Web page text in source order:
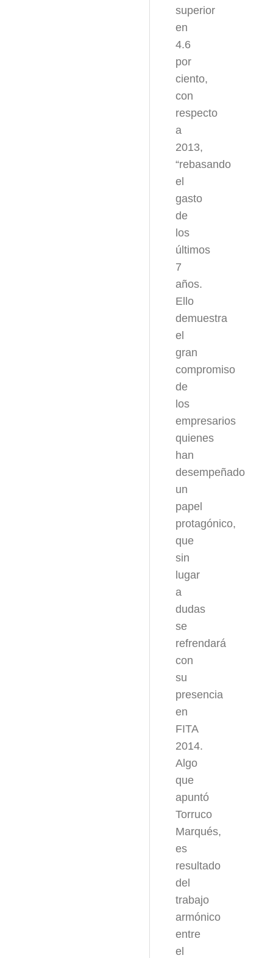
superior
en
4.6
por
ciento,
con
respecto
a
2013,
“rebasando
el
gasto
de
los
últimos
7
años.
Ello
demuestra
el
gran
compromiso
de
los
empresarios
quienes
han
desempeñado
un
papel
protagónico,
que
sin
lugar
a
dudas
se
refrendará
con
su
presencia
en
FITA
2014.
Algo
que
apuntó
Torruco
Marqués,
es
resultado
del
trabajo
armónico
entre
el